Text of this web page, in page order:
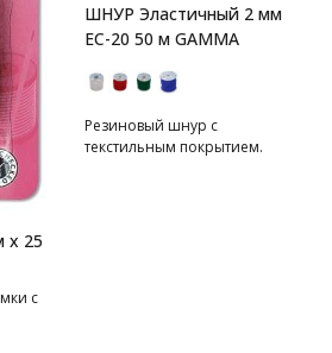
х 25
с
ШНУР Эластичный 2 мм
EC-20 50 м GAMMA
Резиновый шнур с
текстильным покрытием.